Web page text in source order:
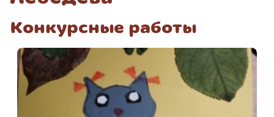
Конкурсные работы